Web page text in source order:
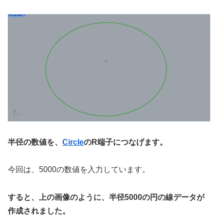
半径の数値を、 CircleのR端子につなげます。
今回は、5000の数値を入力しています。
すると、上の画像のように、半径5000の円の線データが
作成されました。